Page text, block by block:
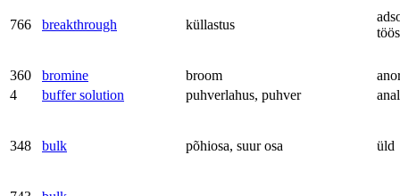
766 breakthrough küllastus
360 bromine broom
4
buffer solution puhverlahus, puhver
348 bulk põhiosa, suur osa üld